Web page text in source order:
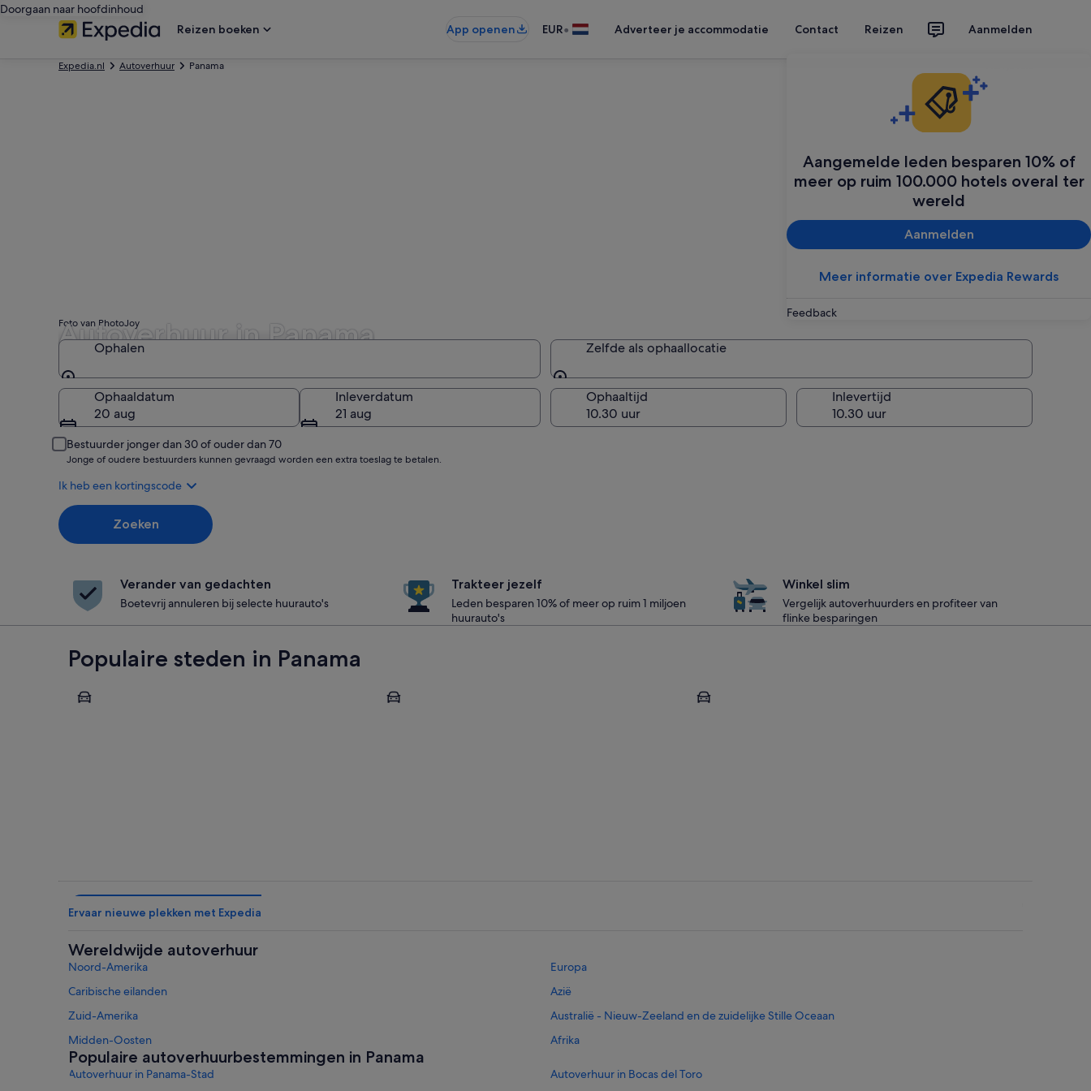
Doorgaan naar hoofdinhoud
Reizen boeken
App openen EUR• Adverteer je accommodatie Contact Reizen Aanmelden
Aangemelde leden besparen 10% of
meer op ruim 100.000 hotels overal ter
wereld
Aanmelden
Meer informatie over Expedia Rewards
Feedback
Expedia.nl Autoverhuur Panama
Autoverhuur in Panama
Foto van PhotoJoy
Ophalen
Ophalen
Zelfde als ophaallocatie
Zelfde als ophaallocatie
Ophaaldatum
20 aug
Inleverdatum
21 aug
Ophaaltijd Inlevertijd
Bestuurder jonger dan 30 of ouder dan 70
Jonge of oudere bestuurders kunnen gevraagd worden een extra toeslag te betalen.
Ik heb een kortingscode
Zoeken
Verander van gedachten
Boetevrij annuleren bij selecte huurauto's
Trakteer jezelf
Leden besparen 10% of meer op ruim 1 miljoen
huurauto's
Winkel slim
Vergelijk autoverhuurders en profiteer van
flinke besparingen
Populaire steden in Panama
Bocas del Toro Panama-Stad Boquete
Ervaar nieuwe plekken met Expedia
Wereldwijde autoverhuur
Noord-Amerika
Europa
Caribische eilanden
Azië
Zuid-Amerika
Australië - Nieuw-Zeeland en de zuidelijke Stille Oceaan
Midden-Oosten
Afrika
Populaire autoverhuurbestemmingen in Panama
Autoverhuur in Panama-Stad Autoverhuur in Bocas del Toro